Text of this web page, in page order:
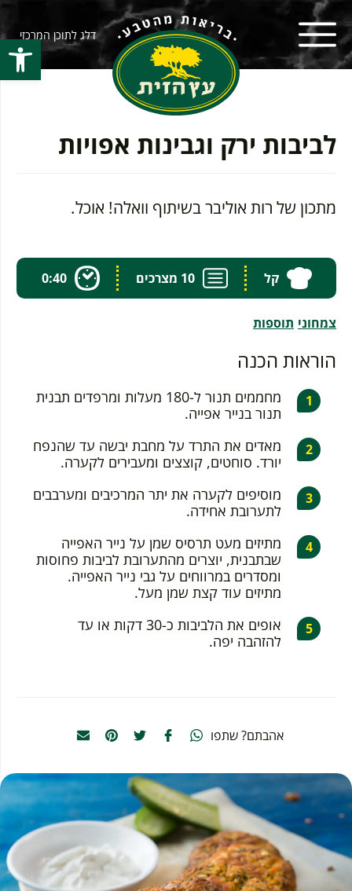
פתח
דלג לתוכן המרכזי
לביבות ירק וגבינות אפויות
מתכון של רות אוליבר בשיתוף וואלה! אוכל.
קל 10 מצרכים 0:40
צמחוני תוספות
הוראות הכנה
מחממים תנור ל-180 מעלות ומרפדים תבנית
תנור בנייר אפייה.
מאדים את התרד על מחבת יבשה עד שהנפח
יורד. סוחטים, קוצצים ומעבירים לקערה.
מוסיפים לקערה את יתר המרכיבים ומערבבים
לתערובת אחידה.
מתיזים מעט תרסיס שמן על נייר האפייה
שבתבנית, יוצרים מהתערובת לביבות פחוסות
ומסדרים במרווחים על גבי נייר האפייה.
מתיזים עוד קצת שמן מעל.
אופים את הלביבות כ-30 דקות או עד
להזהבה יפה.
אהבתם? שתפו